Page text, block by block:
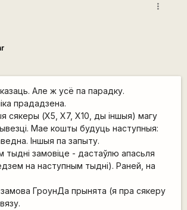
more_vert
Але ж усё па парадку.
прададзена.
сякеры (Х5, Х7, Х10, ды іншыя) магу
Мае кошты будуць наступныя:
Іншыя па запыту.
тыдні замовіце - дастаўлю апасьля
на наступным тыдні). Раней, на
ГроунДа прынята (я пра сякеру